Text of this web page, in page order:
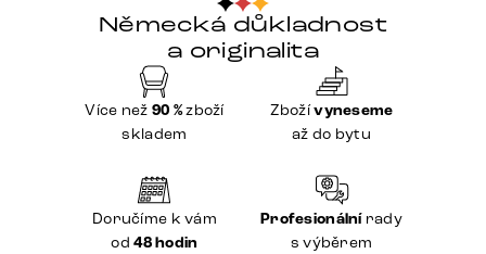
Německá důkladnost
a originalita
Více než 90 %zboží
skladem
Zbožívyneseme
až do bytu
Doručíme k vám
od48 hodin
Profesionálnírady
s výběrem